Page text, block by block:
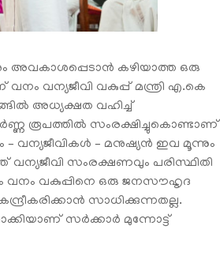
അവകാശപ്പെടാന്‍ കഴിയാത്ത ഒരു
വന്യജീവി വകുപ്പ് മന്ത്രി എ.കെ
അധ്യക്ഷത വഹിച്ച്
രൂപത്തില്‍ സംരക്ഷിച്ചുകൊണ്ടാണ്
– വന്യജീവികള്‍ – മനുഷ്യന്‍ ഇവ മൂന്നും
സംരക്ഷണവും പരിസ്ഥിതി
വനം വകുപ്പിനെ ഒരു ജനസൗഹൃദ
സാധിക്കുന്നതല്ല.
സര്‍ക്കാര്‍ മുന്നോട്ട്